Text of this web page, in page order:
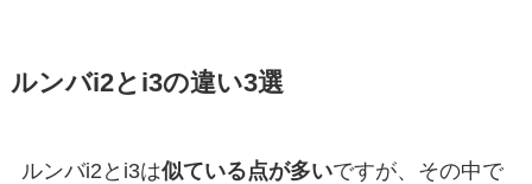
ルンバi2とi3の違い3選
ルンバi2とi3は似ている点が多いですが、その中で